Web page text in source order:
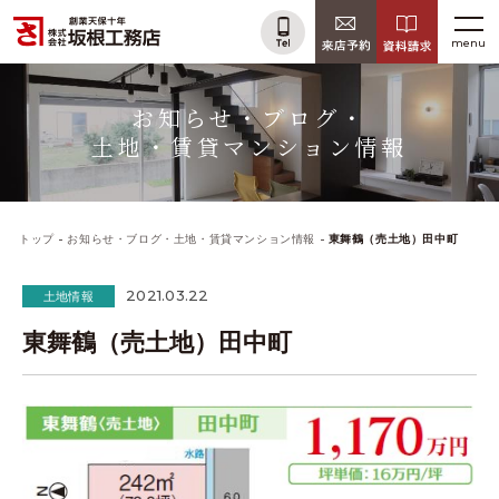
menu
お知らせ・ブログ・
土地・賃貸マンション情報
トップ お知らせ・ブログ・土地・賃貸マンション情報 東舞鶴（売土地）田中町
土地情報 2021.03.22
東舞鶴（売土地）田中町